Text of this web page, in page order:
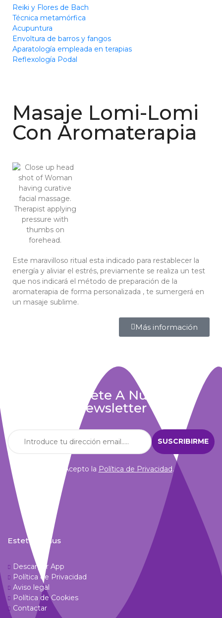
Reiki y Flores de Bach
Técnica metamórfica
Acupuntura
Envoltura de barros y fangos
Aparatología empleada en terapias
Reflexología Podal
Masaje Lomi-Lomi
Con Aromaterapia
Este maravilloso ritual esta indicado para restablecer la
energía y aliviar el estrés, previamente se realiza un test
que nos indicará el método de preparación de la
aromaterapia de forma personalizada , te sumergerá en
un masaje sublime.
Más información
Suscríbete A Nuestra
Newsletter
Acepto la Política de Privacidad.
Estetic Venus
Descargar App
Política de Privacidad
Aviso legal
Política de Cookies
Contactar